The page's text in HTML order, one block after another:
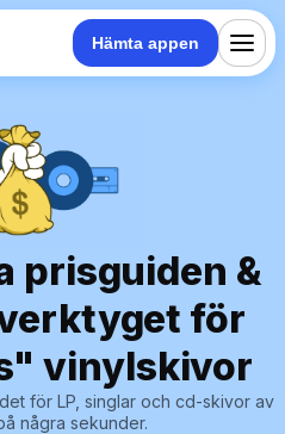
Hämta appen
prisguiden &
för
vinylskivor
för LP, singlar och cd-skivor av
några sekunder.